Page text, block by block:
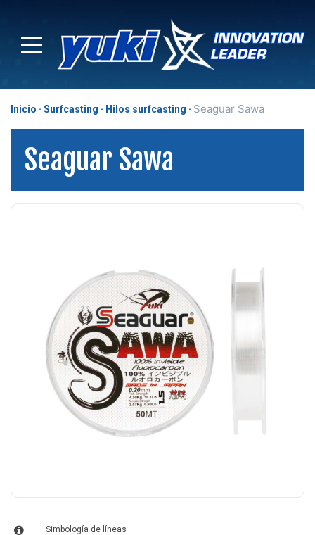
Inicio Surfcasting Hilos surfcasting Seaguar Sawa
Seaguar Sawa
Simbología de líneas